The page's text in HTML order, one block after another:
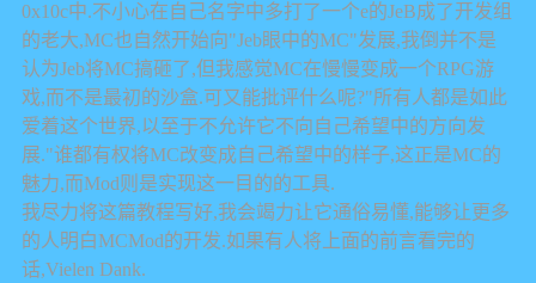
0x10c中.不小心在自己名字中多打了一个e的JeB成了开发组
的老大,MC也自然开始向"Jeb眼中的MC"发展,我倒并不是
认为Jeb将MC搞砸了,但我感觉MC在慢慢变成一个RPG游
戏,而不是最初的沙盒.可又能批评什么呢?"所有人都是如此
爱着这个世界,以至于不允许它不向自己希望中的方向发
展."谁都有权将MC改变成自己希望中的样子,这正是MC的
魅力,而Mod则是实现这一目的的工具.
我尽力将这篇教程写好,我会竭力让它通俗易懂,能够让更多
的人明白MCMod的开发.如果有人将上面的前言看完的
话,Vielen Dank.